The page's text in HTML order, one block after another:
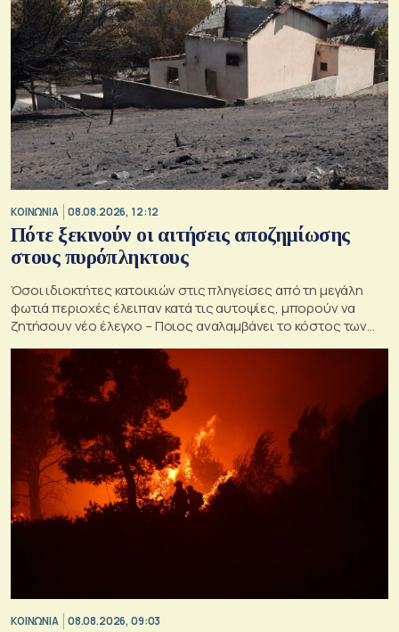
ΚΟΙΝΩΝΙΑ 08.08.2026, 12:12
Πότε ξεκινούν οι αιτήσεις αποζημίωσης
στους πυρόπληκτους
Όσοι ιδιοκτήτες κατοικιών στις πληγείσες από τη μεγάλη
φωτιά περιοχές έλειπαν κατά τις αυτοψίες, μπορούν να
ζητήσουν νέο έλεγχο – Ποιος αναλαμβάνει το κόστος των
ΚΟΙΝΩΝΙΑ 08.08.2026, 09:03